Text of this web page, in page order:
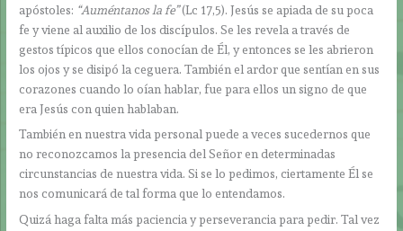
apóstoles: “Auméntanos la fe”(Lc 17,5). Jesús se apiada de su poca
fe y viene al auxilio de los discípulos. Se les revela a través de
gestos típicos que ellos conocían de Él, y entonces se les abrieron
los ojos y se disipó la ceguera. También el ardor que sentían en sus
corazones cuando lo oían hablar, fue para ellos un signo de que
era Jesús con quien hablaban.
También en nuestra vida personal puede a veces sucedernos que
no reconozcamos la presencia del Señor en determinadas
circunstancias de nuestra vida. Si se lo pedimos, ciertamente Él se
nos comunicará de tal forma que lo entendamos.
Quizá haga falta más paciencia y perseverancia para pedir. Tal vez